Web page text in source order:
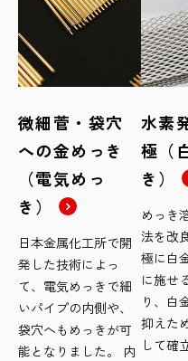
微細菅・袋穴
への金めっき
（電気めっ
き）
日本金属化工所で開
発した技術によっ
て、電気めっきで細
いパイプの内側や、
袋穴へもめっきが可
能となりました。 内
水素
極（
き）
めっき
法を改
極に白
に施せ
り、白
抑えた
して確